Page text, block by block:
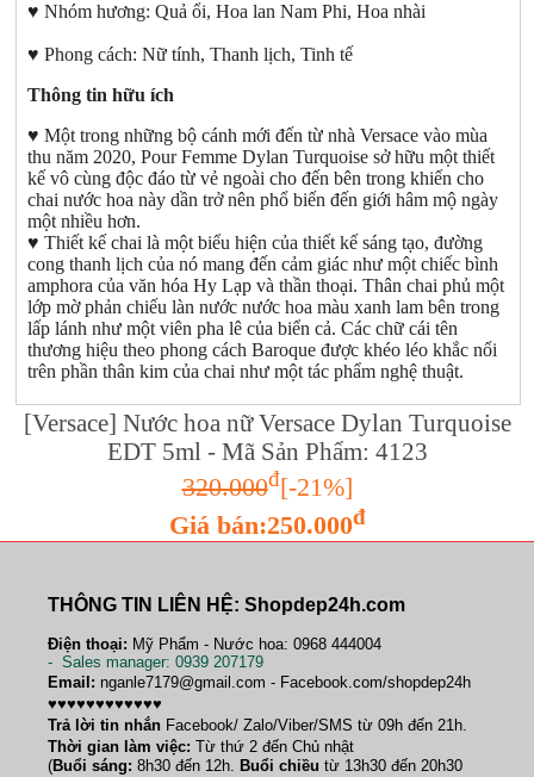
♥ Nhóm hương: Quả ổi, Hoa lan Nam Phi, Hoa nhài
♥ Phong cách: Nữ tính, Thanh lịch, Tinh tế
Thông tin hữu ích
♥ Một trong những bộ cánh mới đến từ nhà Versace vào mùa
thu năm 2020, Pour Femme Dylan Turquoise sở hữu một thiết
kế vô cùng độc đáo từ vẻ ngoài cho đến bên trong khiến cho
chai nước hoa này dần trở nên phổ biến đến giới hâm mộ ngày
một nhiều hơn.
♥ Thiết kế chai là một biểu hiện của thiết kế sáng tạo, đường
cong thanh lịch của nó mang đến cảm giác như một chiếc bình
amphora của văn hóa Hy Lạp và thần thoại. Thân chai phủ một
lớp mờ phản chiếu làn nước nước hoa màu xanh lam bên trong
lấp lánh như một viên pha lê của biển cả. Các chữ cái tên
thương hiệu theo phong cách Baroque được khéo léo khắc nổi
trên phần thân kim của chai như một tác phẩm nghệ thuật.
[Versace] Nước hoa nữ Versace Dylan Turquoise
EDT 5ml - Mã Sản Phẩm: 4123
320.000đ[-21%]
Giá bán:250.000đ
THÔNG TIN LIÊN HỆ: Shopdep24h.com
Điện thoại: Mỹ Phẩm - Nước hoa: 0968 444004
- Sales manager: 0939 207179
Email: nganle7179@gmail.com - Facebook.com/shopdep24h
♥♥♥♥♥♥♥♥♥♥♥♥
Trả lời tin nhắn Facebook/ Zalo/Viber/SMS từ 09h đến 21h.
Thời gian làm việc: Từ thứ 2 đến Chủ nhật
(Buổi sáng: 8h30 đến 12h. Buổi chiều từ 13h30 đến 20h30